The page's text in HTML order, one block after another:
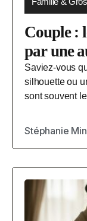
Couple :
par une
Saviez-vous
silhouette ou
sont souvent
Stéphanie